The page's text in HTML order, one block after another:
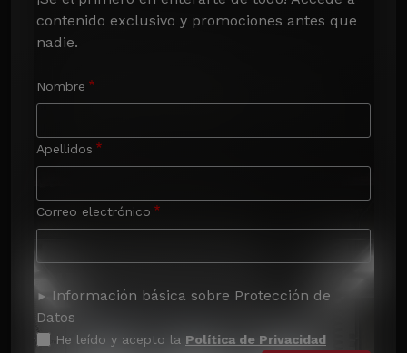
contenido exclusivo y promociones antes que
nadie.
Nombre
Apellidos
Correo electrónico
Información básica sobre Protección de
Datos
He leído y acepto la Política de Privacidad